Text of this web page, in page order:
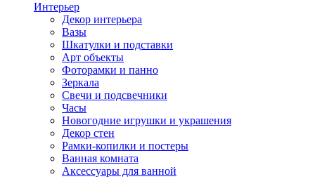
Интерьер
Декор интерьера
Вазы
Шкатулки и подставки
Арт объекты
Фоторамки и панно
Зеркала
Свечи и подсвечники
Часы
Новогодние игрушки и украшения
Декор стен
Рамки-копилки и постеры
Ванная комната
Аксессуары для ванной